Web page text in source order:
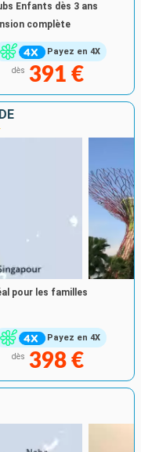
Payez en 4X
Enfants dès 3 ans
complète
dès 391 €
Payez en 4X
pour les familles
dès 398 €